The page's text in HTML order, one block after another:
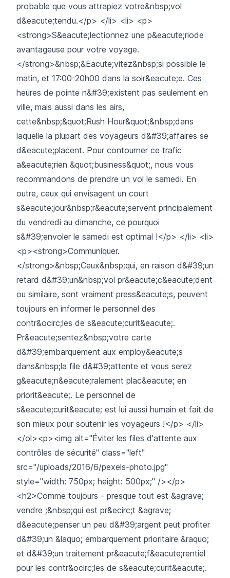
probable que vous attrapiez votre&nbsp;vol
d&eacute;tendu.</p> </li> <li> <p>
<strong>S&eacute;lectionnez une p&eacute;riode
avantageuse pour votre voyage.
</strong>&nbsp;&Eacute;vitez&nbsp;si possible le
matin, et 17:00-20h00 dans la soir&eacute;e. Ces
heures de pointe n&#39;existent pas seulement en
ville, mais aussi dans les airs,
cette&nbsp;&quot;Rush Hour&quot;&nbsp;dans
laquelle la plupart des voyageurs d&#39;affaires se
d&eacute;placent. Pour contourner ce trafic
a&eacute;rien &quot;business&quot;, nous vous
recommandons de prendre un vol le samedi. En
outre, ceux qui envisagent un court
s&eacute;jour&nbsp;r&eacute;servent principalement
du vendredi au dimanche, ce pourquoi
s&#39;envoler le samedi est optimal !</p> </li> <li>
<p><strong>Communiquer.
</strong>&nbsp;Ceux&nbsp;qui, en raison d&#39;un
retard d&#39;un&nbsp;vol pr&eacute;c&eacute;dent
ou similaire, sont vraiment press&eacute;s, peuvent
toujours en informer le personnel des
contr&ocirc;les de s&eacute;curit&eacute;.
Pr&eacute;sentez&nbsp;votre carte
d&#39;embarquement aux employ&eacute;s
dans&nbsp;la file d&#39;attente et vous serez
g&eacute;n&eacute;ralement plac&eacute; en
priorit&eacute;. Le personnel de
s&eacute;curit&eacute; est lui aussi humain et fait de
son mieux pour soutenir les voyageurs !</p> </li>
</ol><p><img alt="Éviter les files d'attente aux
contrôles de sécurité" class="left"
src="/uploads/2016/6/pexels-photo.jpg"
style="width: 750px; height: 500px;" /></p>
<h2>Comme toujours - presque tout est &agrave;
vendre ;&nbsp;qui est pr&ecirc;t &agrave;
d&eacute;penser un peu d&#39;argent peut profiter
d&#39;un &laquo; embarquement prioritaire &raquo;
et d&#39;un traitement pr&eacute;f&eacute;rentiel
pour les contr&ocirc;les de s&eacute;curit&eacute;.